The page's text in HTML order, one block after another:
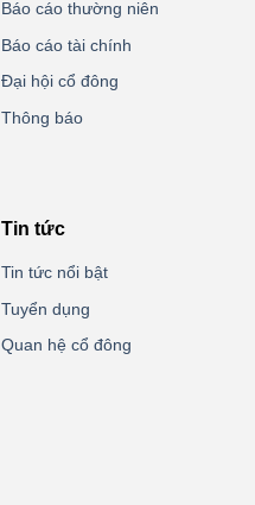
Báo cáo thường niên
Báo cáo tài chính
Đại hội cổ đông
Thông báo
Tin tức
Tin tức nổi bật
Tuyển dụng
Quan hệ cổ đông